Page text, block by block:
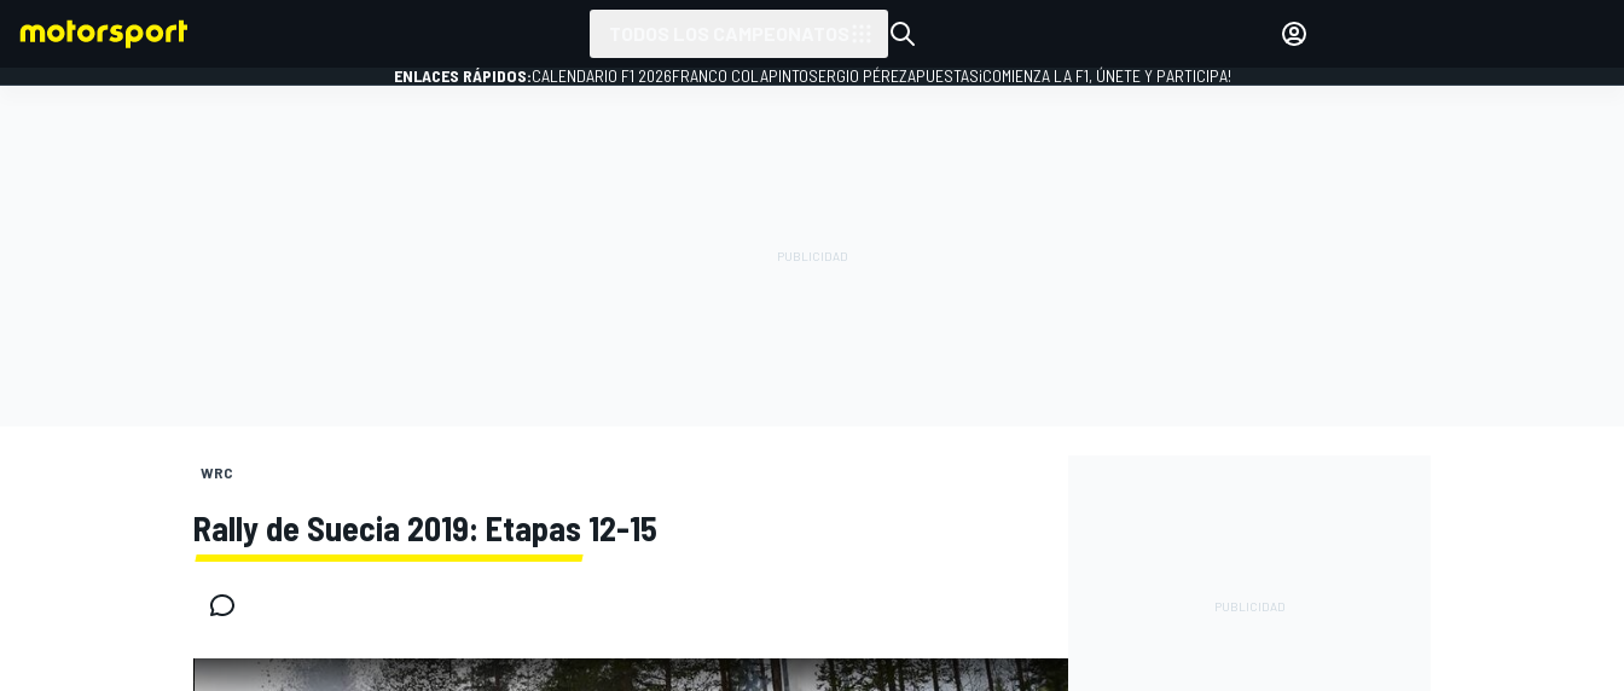
INICIAR SESIÓN
ENLACES RÁPIDOS:CALENDARIO F1 2026FRANCO COLAPINTOSERGIO PÉREZAPUESTAS¡COMIENZA LA F1, ÚNETE Y PARTICIPA!
WRC
Rally de Suecia 2019: Etapas 12-15